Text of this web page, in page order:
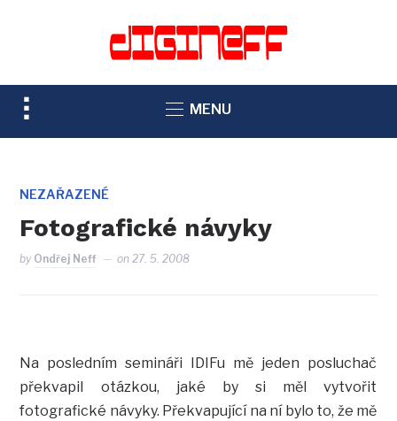
TOGGLE
SIDEBAR
NAVIGATION
MENU
NEZAŘAZENÉ
Fotografické návyky
by Ondřej Neff on27. 5. 2008
Na posledním semináři IDIFu mě jeden posluchač
překvapil otázkou, jaké by si měl vytvořit
fotografické návyky. Překvapující na ní bylo to, že mě